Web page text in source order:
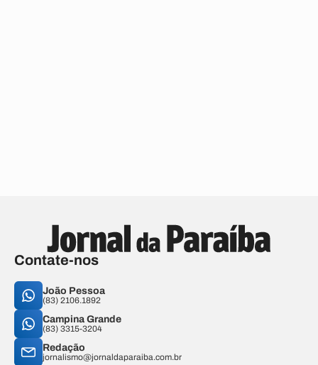
Contate-nos
João Pessoa
(83) 2106.1892
Campina Grande
(83) 3315-3204
Redação
jornalismo@jornaldaparaiba.com.br